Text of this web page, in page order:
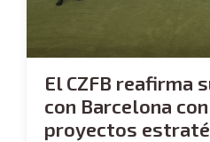
El CZFB reafirma
con Barcelona
proyectos